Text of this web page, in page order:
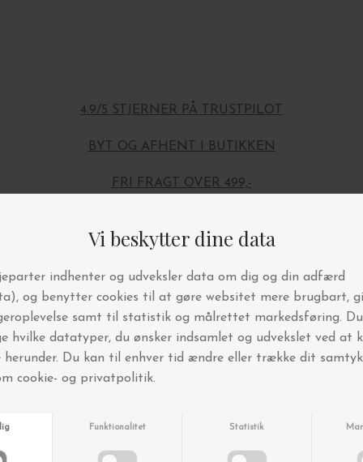
4.9/5 STJERNER PÅ TRUSTPILOT
BYT OG AFHENT I BUTIKKEN
FRI FRAGT OVER 499,-
Andre købte også